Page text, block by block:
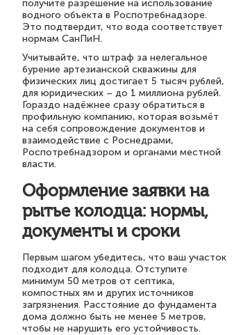
получите разрешение на использование
водного объекта в Роспотребнадзоре.
Это подтвердит, что вода соответствует
нормам СанПиН.
Учитывайте, что штраф за нелегальное
бурение артезианской скважины для
физических лиц достигает 5 тысяч рублей,
для юридических – до 1 миллиона рублей.
Гораздо надёжнее сразу обратиться в
профильную компанию, которая возьмёт
на себя сопровождение документов и
взаимодействие с Роснедрами,
Роспотребнадзором и органами местной
власти.
Оформление заявки на
рытье колодца: нормы,
документы и сроки
Первым шагом убедитесь, что ваш участок
подходит для колодца. Отступите
минимум 50 метров от септика,
компостных ям и других источников
загрязнения. Расстояние до фундамента
дома должно быть не менее 5 метров,
чтобы не нарушить его устойчивость.